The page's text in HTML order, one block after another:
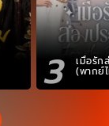
3 เมื่อรัก
(พากย์